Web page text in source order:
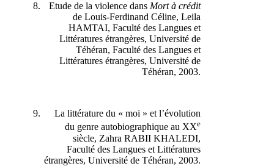
Etude de la violence dansMort à crédit
de Louis-Ferdinand Céline, Leila
HAMTAI, Faculté des Langues et
Littératures étrangères, Université de
Téhéran, Faculté des Langues et
Littératures étrangères, Université de
Téhéran, 2003.
La littérature du « moi » et l’évolution
du genre autobiographique au XX
siècle, Zahra RABII KHALEDI,
Faculté des Langues et Littératures
étrangères, Université de Téhéran, 2003.